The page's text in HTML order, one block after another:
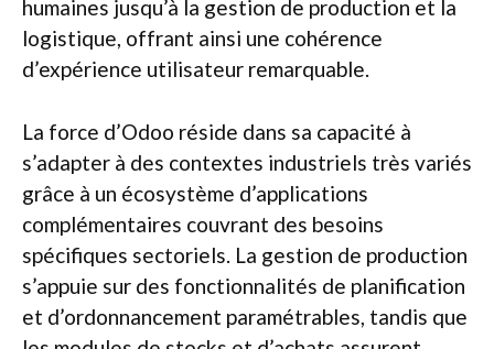
humaines jusqu’à la gestion de production et la
logistique, offrant ainsi une cohérence
d’expérience utilisateur remarquable.
La force d’Odoo réside dans sa capacité à
s’adapter à des contextes industriels très variés
grâce à un écosystème d’applications
complémentaires couvrant des besoins
spécifiques sectoriels. La gestion de production
s’appuie sur des fonctionnalités de planification
et d’ordonnancement paramétrables, tandis que